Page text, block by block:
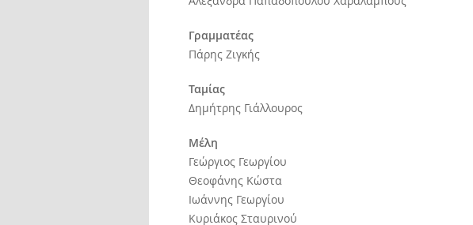
Γραμματέας
Πάρης Ζιγκής
Ταμίας
Δημήτρης Γιάλλουρος
Μέλη
Γεώργιος Γεωργίου
Θεοφάνης Κώστα
Ιωάννης Γεωργίου
Κυριάκος Σταυρινού